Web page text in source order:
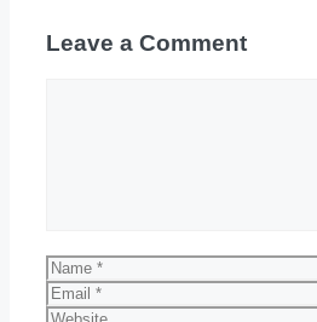
Leave a Comment
Name
Email
Website